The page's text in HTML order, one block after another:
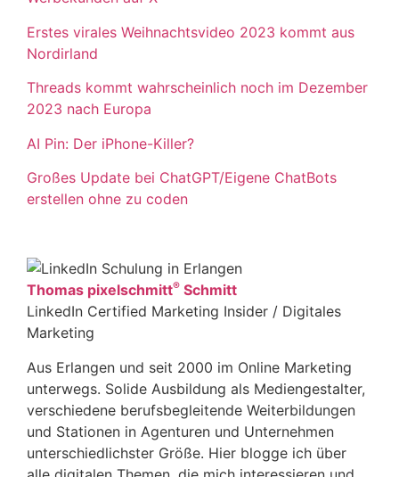
Erstes virales Weihnachtsvideo 2023 kommt aus
Nordirland
Threads kommt wahrscheinlich noch im Dezember
2023 nach Europa
AI Pin: Der iPhone-Killer?
Großes Update bei ChatGPT/Eigene ChatBots
erstellen ohne zu coden
Thomas pixelschmitt® Schmitt
LinkedIn Certified Marketing Insider / Digitales
Marketing
Aus Erlangen und seit 2000 im Online Marketing
unterwegs. Solide Ausbildung als Mediengestalter,
verschiedene berufsbegleitende Weiterbildungen
und Stationen in Agenturen und Unternehmen
unterschiedlichster Größe. Hier blogge ich über